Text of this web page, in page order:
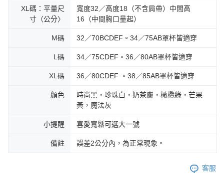
XL碼：平量尺
寸（公分〉
寬度32／高度18（不含肩帶）中間高
16（中間胸口量起）
M碼 32／70BCDEF。34／75AB罩杯皆適穿
L碼 34／75CDEF。36／80AB罩杯皆適穿
XL碼 36／80CDEF 。38／85AB罩杯皆適穿
顏色
時尚黑，珍珠白，奶茶膚，橄欖綠，芒果
黃，魔法灰
小提醒 喜愛寬鬆可選大一號
備註 誤差2公分內，為正常現象。
客服